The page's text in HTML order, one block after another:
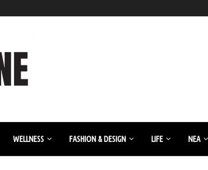
WELLNESS FASHION & DESIGN LIFE ΝΈΑ